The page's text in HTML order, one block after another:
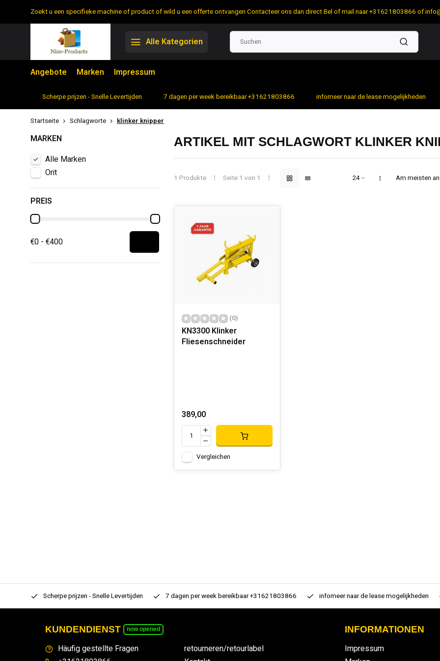
Zoekt u een specifieke machine of product of wild u een offerte ontvangen Contacteer ons dan direct Bel of mail naar +31621803866 of
Alle Kategorien
Angebote Marken Impressum
Scherpe prijzen - Snelle Levertijden 7 dagen per week bereikbaar +31621803866 infomeer naar de lease mogelijkheden
Startseite Schlagworte klinker knipper
MARKEN
Alle Marken
Orit
PREIS
€0 - €400
ARTIKEL MIT SCHLAGWORT KLINKER
1 Produkte Seite 1 von 1 Am meisten
(0)
KN3300 Klinker
Fliesenschneider
389,00
Vergleichen
Scherpe prijzen - Snelle Levertijden 7 dagen per week bereikbaar +31621803866 infomeer naar de lease mogelijkheden
KUNDENDIENST now opened
Häufig gestellte Fragen
retourneren/retourlabel
INFORMATIONEN
Impressum